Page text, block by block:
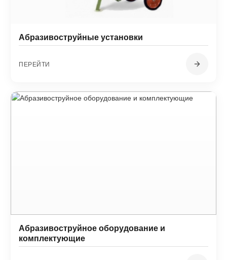
Абразивоструйные установки
ПЕРЕЙТИ
Абразивоструйное оборудование и
комплектующие